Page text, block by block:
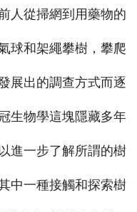
人從掃網到用藥物的
球和架繩攀樹，攀爬
展出的調查方式而逐
生物學這塊隱藏多年
進一步了解所謂的樹
中一種接觸和探索樹